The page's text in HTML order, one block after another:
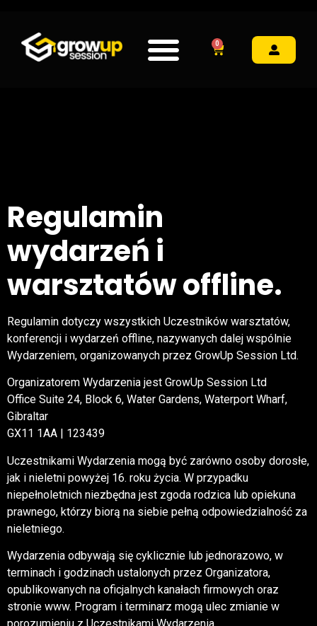
0
Regulamin
wydarzeń i
warsztatów offline.
Regulamin dotyczy wszystkich Uczestników warsztatów,
konferencji i wydarzeń offline, nazywanych dalej wspólnie
Wydarzeniem, organizowanych przez GrowUp Session Ltd.
Organizatorem Wydarzenia jest GrowUp Session Ltd
Office Suite 24, Block 6, Water Gardens, Waterport Wharf,
Gibraltar
GX11 1AA | 123439
Uczestnikami Wydarzenia mogą być zarówno osoby dorosłe,
jak i nieletni powyżej 16. roku życia. W przypadku
niepełnoletnich niezbędna jest zgoda rodzica lub opiekuna
prawnego, którzy biorą na siebie pełną odpowiedzialność za
nieletniego.
Wydarzenia odbywają się cyklicznie lub jednorazowo, w
terminach i godzinach ustalonych przez Organizatora,
opublikowanych na oficjalnych kanałach firmowych oraz
stronie www. Program i terminarz mogą ulec zmianie w